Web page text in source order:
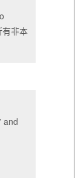
有非本
and